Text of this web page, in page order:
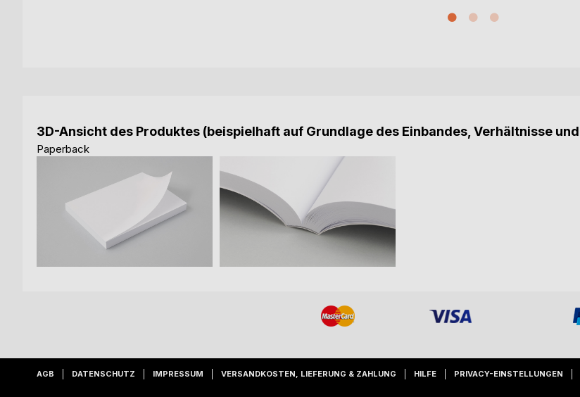
3D-Ansicht des Produktes (beispielhaft auf Grundlage des Einbandes, Verhältnisse
Paperback
AGB DATENSCHUTZ IMPRESSUM VERSANDKOSTEN, LIEFERUNG & ZAHLUNG HILFE PRIVACY-EINSTELLUNGEN